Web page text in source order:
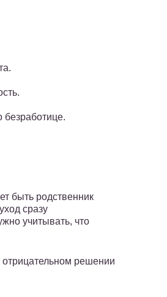
безработице.
быть родственник
сразу
учитывать, что
решении